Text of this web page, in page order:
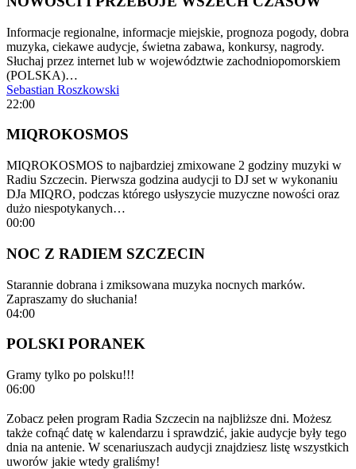
Informacje regionalne, informacje miejskie, prognoza pogody, dobra
muzyka, ciekawe audycje, świetna zabawa, konkursy, nagrody.
Słuchaj przez internet lub w województwie zachodniopomorskiem
(POLSKA)…
Sebastian Roszkowski
22:00
MIQROKOSMOS
MIQROKOSMOS to najbardziej zmixowane 2 godziny muzyki w
Radiu Szczecin. Pierwsza godzina audycji to DJ set w wykonaniu
DJa MIQRO, podczas którego usłyszycie muzyczne nowości oraz
dużo niespotykanych…
00:00
NOC Z RADIEM SZCZECIN
Starannie dobrana i zmiksowana muzyka nocnych marków.
Zapraszamy do słuchania!
04:00
POLSKI PORANEK
Gramy tylko po polsku!!!
06:00
Zobacz pełen program Radia Szczecin na najbliższe dni. Możesz
także cofnąć datę w kalendarzu i sprawdzić, jakie audycje były tego
dnia na antenie. W scenariuszach audycji znajdziesz listę wszystkich
uworów jakie wtedy graliśmy!